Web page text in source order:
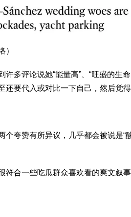
多评论说她“能量高”、“旺盛的生
还要代入或对比一下自己，然后觉
夸赞有所异议，几乎都会被说是“
合一些吃瓜群众喜欢看的爽文叙事